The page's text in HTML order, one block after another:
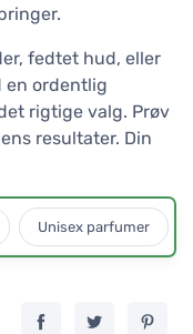
fedtet hud, eller
en ordentlig
rigtige valg. Prøv
resultater. Din
Unisex parfumer